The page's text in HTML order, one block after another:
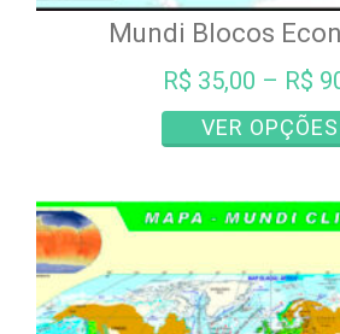
Mundi Blocos
R$ 35,00 – R$
VER OPÇÕES